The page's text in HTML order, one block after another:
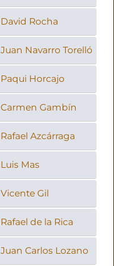
David Rocha
Juan Navarro Torelló
Paqui Horcajo
Carmen Gambín
Rafael Azcárraga
Luis Mas
Vicente Gil
Rafael de la Rica
Juan Carlos Lozano